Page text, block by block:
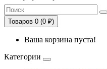
Товаров 0 (0 ₽)
Ваша корзина пуста!
Категории